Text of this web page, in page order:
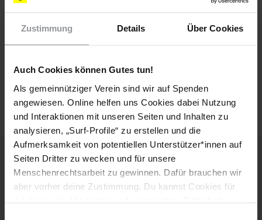
Zustimmung Details Über Cookies
Auch Cookies können Gutes tun!
Als gemeinnütziger Verein sind wir auf Spenden
angewiesen. Online helfen uns Cookies dabei Nutzung
und Interaktionen mit unseren Seiten und Inhalten zu
analysieren, „Surf-Profile“ zu erstellen und die
Aufmerksamkeit von potentiellen Unterstützer*innen auf
Seiten Dritter zu wecken und für unsere
Menschenrechtsarbeit zu gewinnen. Dafür brauchen wir
aber vorher deine Zustimmung. Du kannst Cookies für
E-
Ich habe dieDatenschutzrichtlinie
ihnen zu.
Weitere Artikel